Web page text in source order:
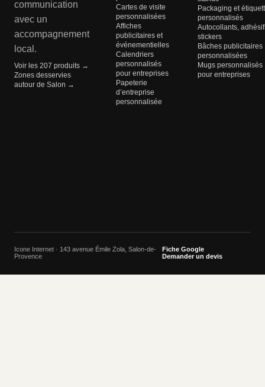
communication
avec un
accompagnement
local.
Voir les 207 produits →
Zones desservies
autour de Salon →
Cartes de visite
personnalisées
Affiches
publicitaires et
événementielles
Calendriers
personnalisés
pour entreprises
Papeterie
d’entreprise
personnalisée
Packaging et
personnalisés
Autocollants,
stickers
Bâches publicitaires
personnalisées
Mugs personnalisés
pour entreprises
Icone Internet · 143 avenue Émile Zola, Salon-de-
Provence
Fiche Google
Demander un devis